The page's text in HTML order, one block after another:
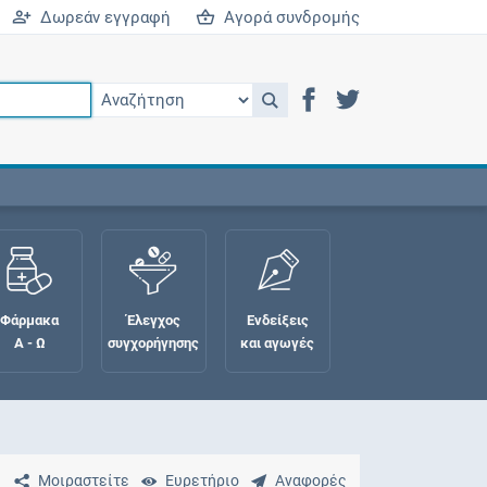
Δωρεάν εγγραφή Αγορά συνδρομής
Φάρμακα
Α - Ω
Έλεγχος
συγχορήγησης
Ενδείξεις
και αγωγές
Μοιραστείτε Ευρετήριο Αναφορές